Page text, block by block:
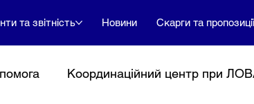
та звітність Новини Скарги та
Координаційний центр при